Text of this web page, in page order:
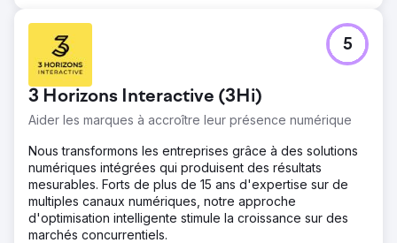
3 Horizons Interactive (3Hi)
Aider les marques à accroître leur présence numérique
5
Nous transformons les entreprises grâce à des solutions
numériques intégrées qui produisent des résultats
mesurables. Forts de plus de 15 ans d'expertise sur de
multiples canaux numériques, notre approche
d'optimisation intelligente stimule la croissance sur des
marchés concurrentiels.